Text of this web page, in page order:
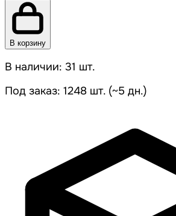
В корзину
В наличии: 31 шт.
Под заказ: 1248 шт. (~5 дн.)